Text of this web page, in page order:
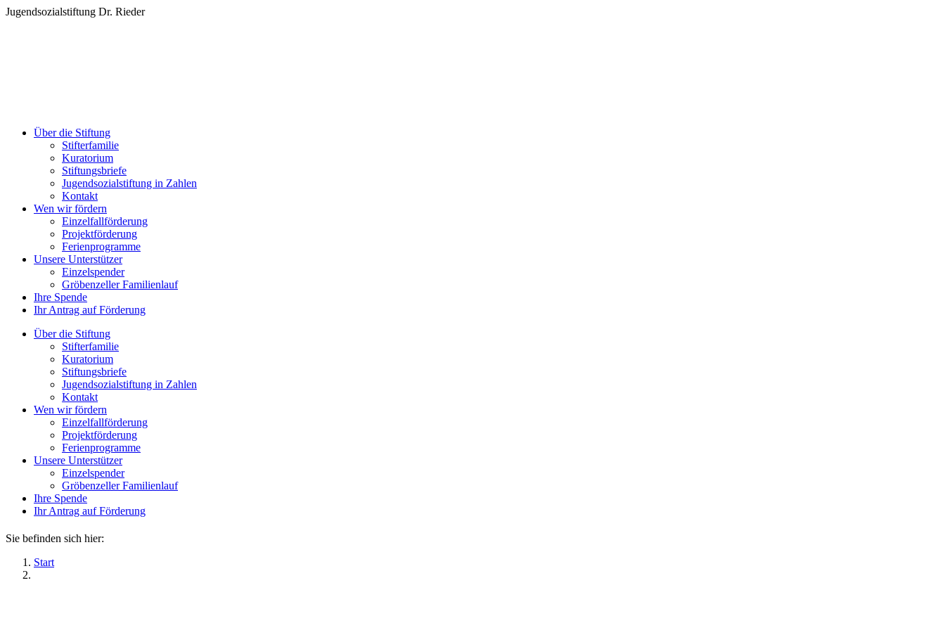
Zum
Jugendsozialstiftung Dr. Rieder
Über die Stiftung
Stifterfamilie
Kuratorium
Stiftungsbriefe
Jugendsozialstiftung in Zahlen
Kontakt
Wen wir fördern
Einzelfallförderung
Projektförderung
Ferienprogramme
Unsere Unterstützer
Einzelspender
Gröbenzeller Familienlauf
Ihre Spende
Ihr Antrag auf Förderung
Über die Stiftung
Stifterfamilie
Kuratorium
Stiftungsbriefe
Jugendsozialstiftung in Zahlen
Kontakt
Wen wir fördern
Einzelfallförderung
Projektförderung
Ferienprogramme
Unsere Unterstützer
Einzelspender
Gröbenzeller Familienlauf
Ihre Spende
Ihr Antrag auf Förderung
Sie befinden sich hier:
Start